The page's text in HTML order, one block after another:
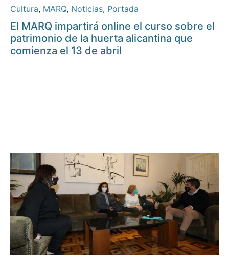
Cultura, MARQ, Noticias, Portada
El MARQ impartirá online el curso sobre el
patrimonio de la huerta alicantina que
comienza el 13 de abril